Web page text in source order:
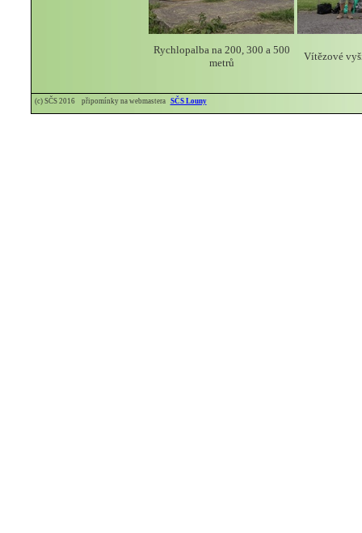
Rychlopalba na 200, 300 a 500
metrů
Vítězové
(c) SČS 2016 připomínky na webmastera SČS Louny